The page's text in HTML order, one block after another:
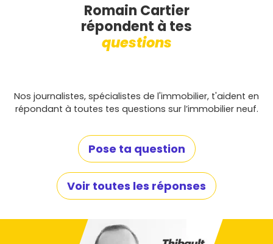
Romain Cartier
répondent à tes
questions
Nos journalistes, spécialistes de l'immobilier, t'aident en
répondant à toutes tes questions sur l’immobilier neuf.
Pose ta question
Voir toutes les réponses